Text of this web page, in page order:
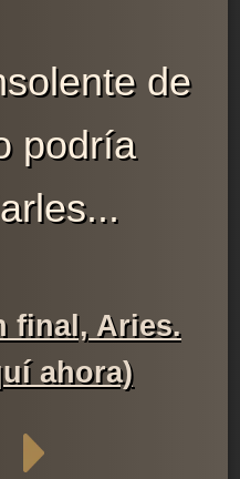
de
podría
final, Aries.
ahora)